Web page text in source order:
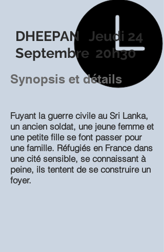
DHEEPAN Jeudi 24
Septembre 20h30
Synopsis et détails
Fuyant la guerre civile au Sri Lanka,
un ancien soldat, une jeune femme et
une petite fille se font passer pour
une famille. Réfugiés en France dans
une cité sensible, se connaissant à
peine, ils tentent de se construire un
foyer.